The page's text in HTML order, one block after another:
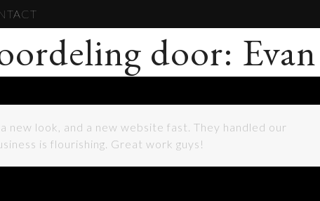
door:
new look, and a new website fast. They handled our
is flourishing. Great work guys!